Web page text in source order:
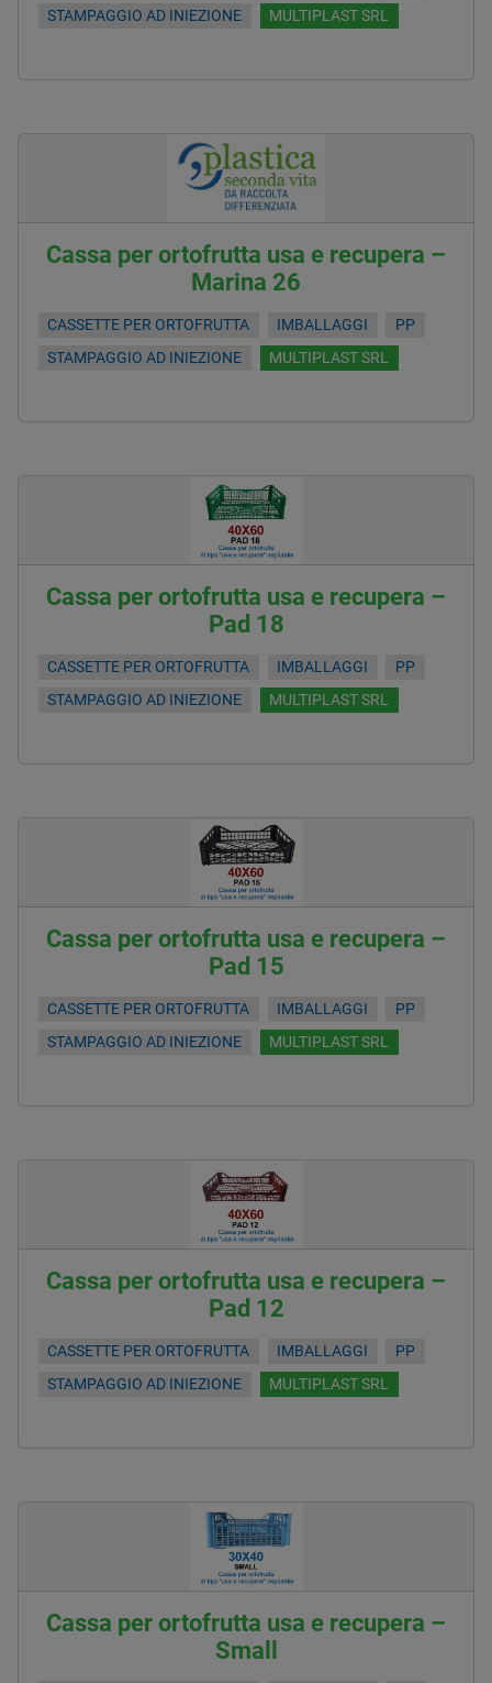
STAMPAGGIO AD INIEZIONE
MULTIPLAST SRL
Cassa per ortofrutta usa e recupera –
Marina 26
CASSETTE PER ORTOFRUTTA IMBALLAGGI
PP
STAMPAGGIO AD INIEZIONE
MULTIPLAST SRL
Cassa per ortofrutta usa e recupera –
Pad 18
CASSETTE PER ORTOFRUTTA IMBALLAGGI
PP
STAMPAGGIO AD INIEZIONE
MULTIPLAST SRL
Cassa per ortofrutta usa e recupera –
Pad 15
CASSETTE PER ORTOFRUTTA IMBALLAGGI
PP
STAMPAGGIO AD INIEZIONE
MULTIPLAST SRL
Cassa per ortofrutta usa e recupera –
Pad 12
CASSETTE PER ORTOFRUTTA IMBALLAGGI
PP
STAMPAGGIO AD INIEZIONE
MULTIPLAST SRL
Cassa per ortofrutta usa e recupera –
Small